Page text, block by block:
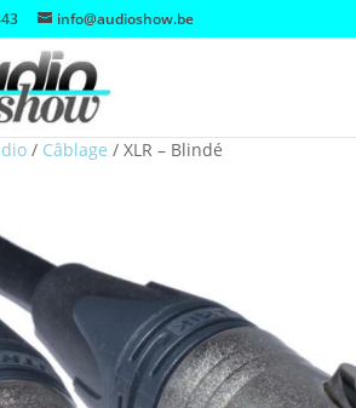
info@audioshow.be
/ Câblage / XLR – Blindé